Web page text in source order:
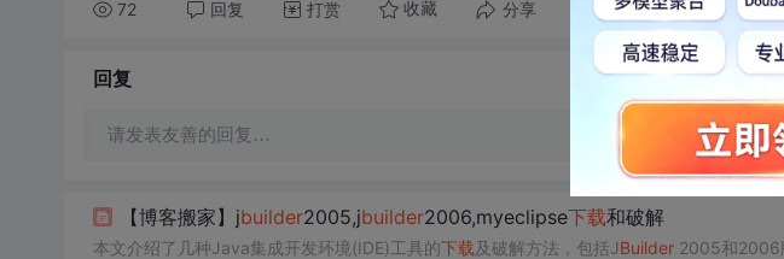
72 回复 打赏 收藏 分享 转发到动态 举报
回复
请发表友善的回复…
【博客搬家】jbuilder2005,jbuilder2006,myeclipse下载和破解
本文介绍了几种Java集成开发环境(IDE)工具的下载及破解方法，包括JBuilder2005和2006